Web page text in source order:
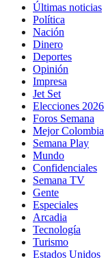
Últimas noticias
Política
Nación
Dinero
Deportes
Opinión
Impresa
Jet Set
Elecciones 2026
Foros Semana
Mejor Colombia
Semana Play
Mundo
Confidenciales
Semana TV
Gente
Especiales
Arcadia
Tecnología
Turismo
Estados Unidos